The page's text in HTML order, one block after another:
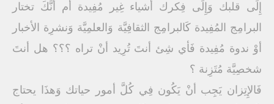
إِلَى قلبك وَإِلَى فِكرك أشياء غِير مُفِيدة أم أنَّكَ تختار
البرامِج المُفِيدة كَالبرامِج الثقافِيَّة وَالعلمِيَّة وَنشرِة الأخبار
أوْ ندوة مُفِيدة فَأي شِئ أنتَ تُرِيد أنْ تراه ؟؟؟ هل أنتَ
شخصِيَّة مُتَزِنة ؟
فَالإِتِزان يَجِب أنْ يَكُون فِي كُلَّ أمور حياتك وَهذَا يحتاج